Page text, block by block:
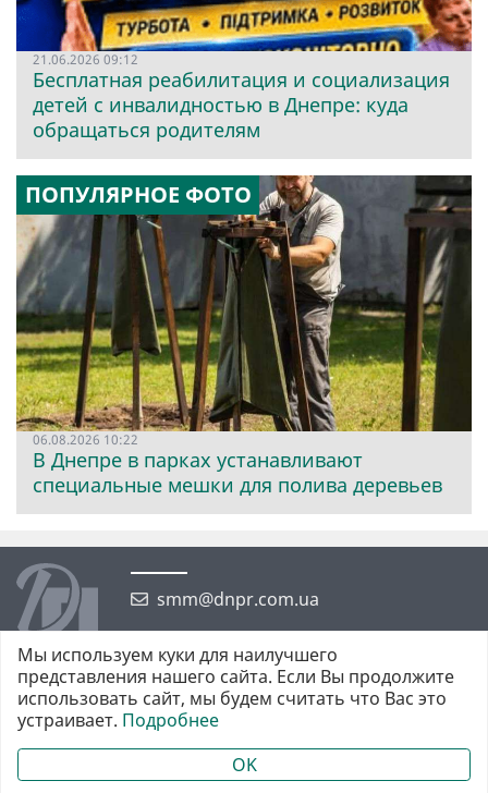
21.06.2026 09:12
Бесплатная реабилитация и социализация
детей с инвалидностью в Днепре: куда
обращаться родителям
ПОПУЛЯРНОЕ ФОТО
06.08.2026 10:22
В Днепре в парках устанавливают
специальные мешки для полива деревьев
smm@dnpr.com.ua
©2026 https://dnpr.com.ua Дніпровська порадниця
Всі права захищені. При повному або частковому використанні
матеріалів обов'язкове активне гіперпосилання у першому абзаці.
Мы используем куки для наилучшего
представления нашего сайта. Если Вы продолжите
использовать сайт, мы будем считать что Вас это
устраивает. Подробнее
OK